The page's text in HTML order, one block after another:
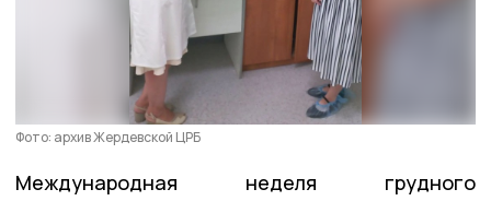
Фото: архив Жердевской ЦРБ
Международная неделя грудного